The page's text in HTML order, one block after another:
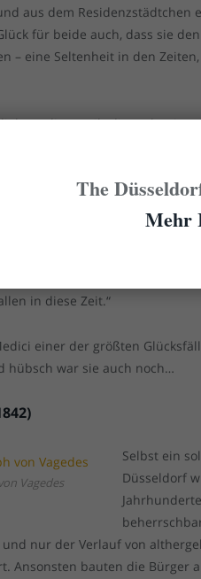
aus dem Residenzstädtchen
für beide auch, dass sie
– eine Seltenheit in den
die Musik, die Malerei
der Künste ihre
Ein Höhepunkt
„frühesten, selbständigen
befindet sich heute
barockes Opernhaus
Hof. Arcangelo Corelli widmete
Jagdschlosses Bensberg sowie
in diese Zeit.“
einer der größten
hübsch war sie auch noch…
Vagedes
Selbst ein
Düsseldorf
nur der Verlauf von
Ansonsten bauten die Bürger
The
Mehr